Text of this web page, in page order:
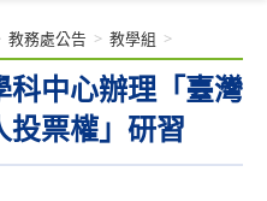
中心辦理「臺灣
投票權」研習
教務處公告 > 教學組 >